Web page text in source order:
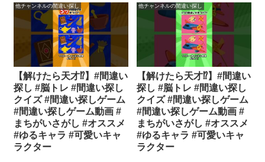
他チャンネルの間違い探し
【解けたら天才⁉︎】#間違い
探し #脳トレ #間違い探し
クイズ #間違い探しゲーム
#間違い探しゲーム動画 #
まちがいさがし #オススメ
#ゆるキャラ #可愛いキャ
ラクター
他チャンネルの間違い探し
【解けたら天才⁉︎】#間違い
探し #脳トレ #間違い探し
クイズ #間違い探しゲーム
#間違い探しゲーム動画 #
まちがいさがし #オススメ
#ゆるキャラ #可愛いキャ
ラクター